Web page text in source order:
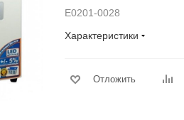
Е0201-0028
Характеристики
Отложить